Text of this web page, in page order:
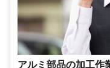
アルミ部品の加工作